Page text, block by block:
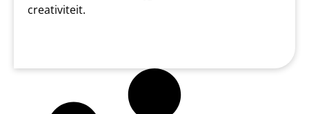
creativiteit.